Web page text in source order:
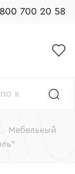
700 20 58
Мебельный